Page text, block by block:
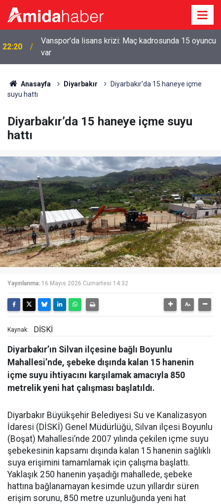
21:35 Iğdır FK lige galibiyetle başladı
Anasayfa Diyarbakır
Diyarbakır’da 15 haneye içme
suyu hattı
Diyarbakır’da 15 haneye içme suyu
hattı
Yayınlanma: 16 Mayıs 2026 Cumartesi 14:32
Kaynak: DİSKİ
Diyarbakır’ın Silvan ilçesine bağlı Boyunlu
Mahallesi’nde, şebeke dışında kalan 15 hanenin
içme suyu ihtiyacını karşılamak amacıyla 850
metrelik yeni hat çalışması başlatıldı.
Diyarbakır Büyükşehir Belediyesi Su ve Kanalizasyon
İdaresi (DİSKİ) Genel Müdürlüğü, Silvan ilçesi Boyunlu
(Boşat) Mahallesi’nde 2007 yılında çekilen içme suyu
şebekesinin kapsamı dışında kalan 15 hanenin sağlıklı
suya erişimini tamamlamak için çalışma başlattı.
Yaklaşık 250 hanenin yaşadığı mahallede, şebeke
hattına bağlanamayan kesimde uzun yıllardır süren
erişim sorunu, 850 metre uzunluğunda yeni hat